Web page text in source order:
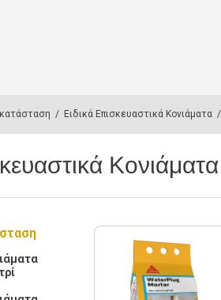
/ Ειδικά Επισκευαστικά Κονιάματα /
Κονιάματα